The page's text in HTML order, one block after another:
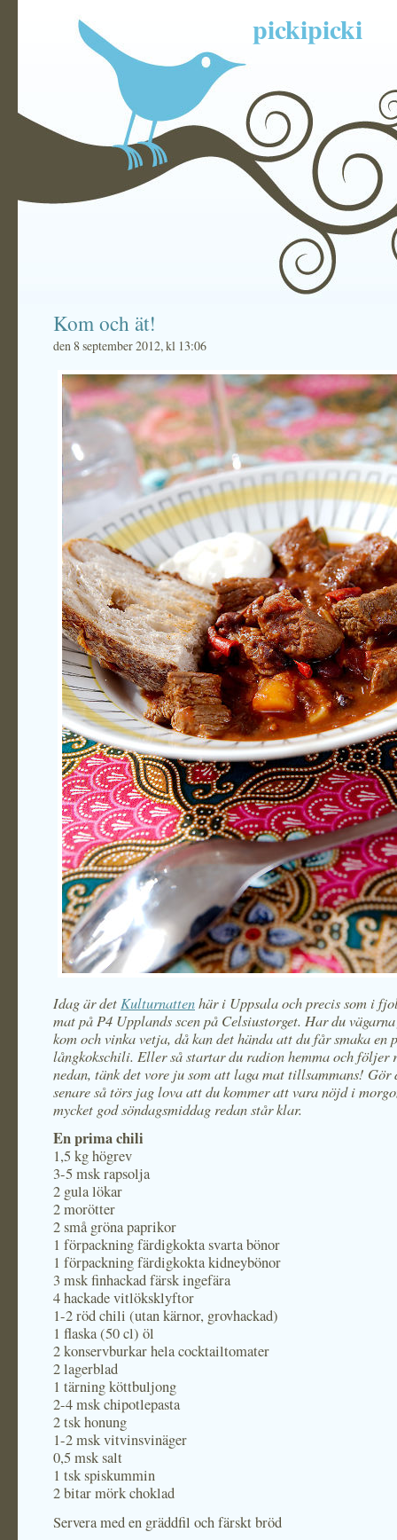
pickipicki
Kom och ät!
den 8 september 2012, kl 13:06
Idag är det Kulturnattenhär i Uppsala och precis som i
mat på P4 Upplands scen på Celsiustorget. Har du
kom och vinka vetja, då kan det hända att du får smaka en
långkokschili. Eller så startar du radion hemma och följer
nedan, tänk det vore ju som att laga mat tillsammans! Gör
senare så törs jag lova att du kommer att vara nöjd i
mycket god söndagsmiddag redan står klar.
En prima chili
1,5 kg högrev
3-5 msk rapsolja
2 gula lökar
2 morötter
2 små gröna paprikor
1 förpackning färdigkokta svarta bönor
1 förpackning färdigkokta kidneybönor
3 msk finhackad färsk ingefära
4 hackade vitlöksklyftor
1-2 röd chili (utan kärnor, grovhackad)
1 flaska (50 cl) öl
2 konservburkar hela cocktailtomater
2 lagerblad
1 tärning köttbuljong
2-4 msk chipotlepasta
2 tsk honung
1-2 msk vitvinsvinäger
0,5 msk salt
1 tsk spiskummin
2 bitar mörk choklad
Servera med en gräddfil och färskt bröd